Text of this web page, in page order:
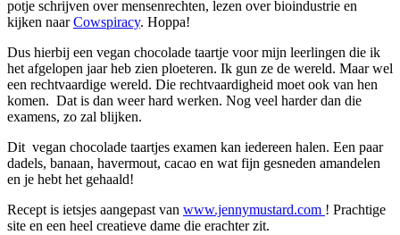
potje schrijven over mensenrechten, lezen over bioindustrie en
kijken naarCowspiracy. Hoppa!
Dus hierbij een vegan chocolade taartje voor mijn leerlingen die ik
het afgelopen jaar heb zien ploeteren. Ik gun ze de wereld. Maar wel
een rechtvaardige wereld. Die rechtvaardigheid moet ook van hen
komen. Dat is dan weer hard werken. Nog veel harder dan die
examens, zo zal blijken.
Dit vegan chocolade taartjes examen kan iedereen halen. Een paar
dadels, banaan, havermout, cacao en wat fijn gesneden amandelen
en je hebt het gehaald!
Recept is ietsjes aangepast van www.jennymustard.com ! Prachtige
site en een heel creatieve dame die erachter zit.